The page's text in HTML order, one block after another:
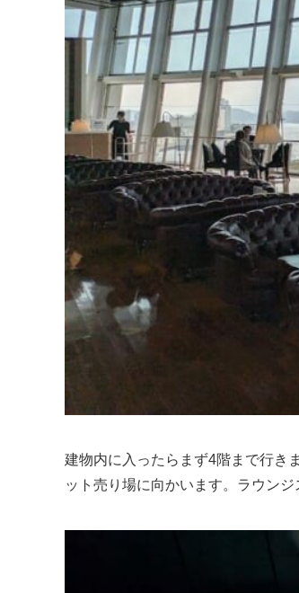
建物内に入ったらまず4階まで行き
ット売り場に向かいます。ラウン